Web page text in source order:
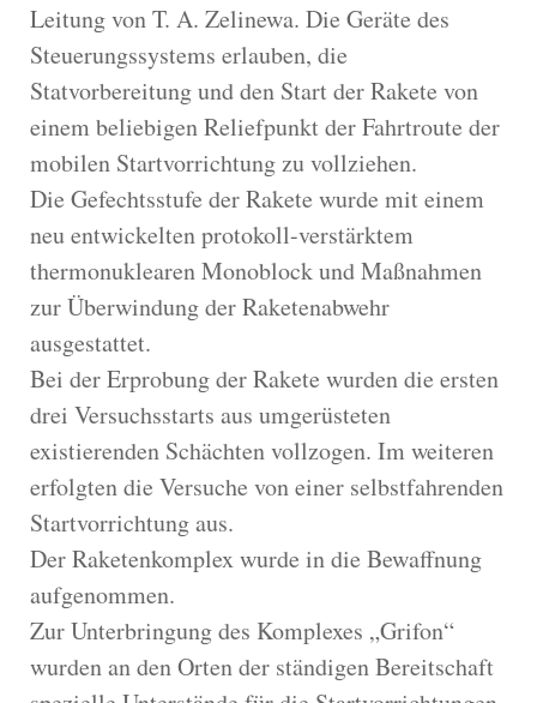
Leitung von T. A. Zelinewa. Die Geräte des
Steuerungssystems erlauben, die
Statvorbereitung und den Start der Rakete von
einem beliebigen Reliefpunkt der Fahrtroute der
mobilen Startvorrichtung zu vollziehen.
Die Gefechtsstufe der Rakete wurde mit einem
neu entwickelten protokoll-verstärktem
thermonuklearen Monoblock und Maßnahmen
zur Überwindung der Raketenabwehr
ausgestattet.
Bei der Erprobung der Rakete wurden die ersten
drei Versuchsstarts aus umgerüsteten
existierenden Schächten vollzogen. Im weiteren
erfolgten die Versuche von einer selbstfahrenden
Startvorrichtung aus.
Der Raketenkomplex wurde in die Bewaffnung
aufgenommen.
Zur Unterbringung des Komplexes „Grifon“
wurden an den Orten der ständigen Bereitschaft